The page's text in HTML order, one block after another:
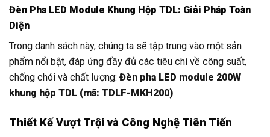
Đèn Pha LED Module Khung Hộp TDL: Giải Pháp Toàn
Diện
Trong danh sách này, chúng ta sẽ tập trung vào một sản
phẩm nổi bật, đáp ứng đầy đủ các tiêu chí về công suất,
chống chói và chất lượng: Đèn pha LED module 200W
khung hộp TDL (mã: TDLF-MKH200).
Thiết Kế Vượt Trội và Công Nghệ Tiên Tiến